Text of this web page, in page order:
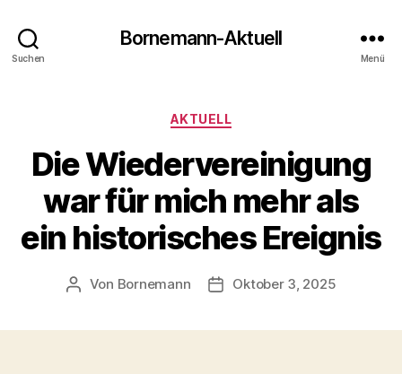
Suchen
Bornemann-Aktuell
Menü
Kategorien
AKTUELL
Die Wiedervereinigung
war für mich mehr als
ein historisches Ereignis
Beitragsautor
Von Bornemann Veröffentlichungsdatum
Oktober 3, 2025